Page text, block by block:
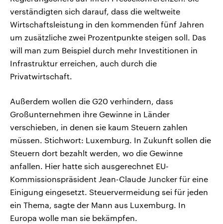
verständigten sich darauf, dass die weltweite
Wirtschaftsleistung in den kommenden fünf Jahren
um zusätzliche zwei Prozentpunkte steigen soll. Das
will man zum Beispiel durch mehr Investitionen in
Infrastruktur erreichen, auch durch die
Privatwirtschaft.
Außerdem wollen die G20 verhindern, dass
Großunternehmen ihre Gewinne in Länder
verschieben, in denen sie kaum Steuern zahlen
müssen. Stichwort: Luxemburg. In Zukunft sollen die
Steuern dort bezahlt werden, wo die Gewinne
anfallen. Hier hatte sich ausgerechnet EU-
Kommissionspräsident Jean-Claude Juncker für eine
Einigung eingesetzt. Steuervermeidung sei für jeden
ein Thema, sagte der Mann aus Luxemburg. In
Europa wolle man sie bekämpfen.